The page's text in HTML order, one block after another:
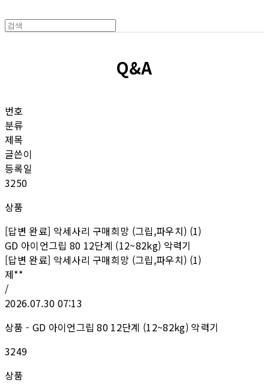
Q&A
번호
분류
제목
글쓴이
등록일
3250
상품
[답변 완료] 악세사리 구매희망 (그립,파우치) (1)
GD 아이언그립 80 12단계 (12~82kg) 악력기
[답변 완료] 악세사리 구매희망 (그립,파우치) (1)
제**
/
2026.07.30 07:13
상품 - GD 아이언그립 80 12단계 (12~82kg) 악력기
3249
상품